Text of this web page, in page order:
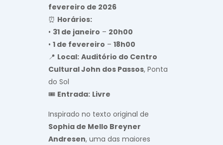
fevereiro de 2026
⏰ Horários:
• 31 de janeiro – 20h00
• 1 de fevereiro – 18h00
📍 Local: Auditório do Centro
Cultural John dos Passos, Ponta
do Sol
🎟️ Entrada: Livre
Inspirado no texto original de
Sophia de Mello Breyner
Andresen, uma das maiores